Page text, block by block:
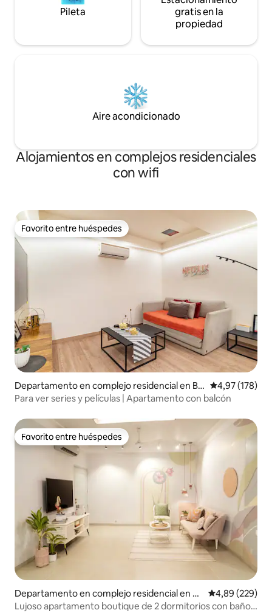
Pileta
gratis en la
propiedad
Aire acondicionado
Alojamientos en complejos residenciales
con wifi
Favorito entre huéspedes
Favorito entre huéspedes
Departamento en complejo residencial en Ba
nipark
Calificación
4,97 (178)
Para ver series y películas | Apartamento con balcón
Favorito entre huéspedes
Favorito entre huéspedes
Departamento en complejo residencial en Ba
nipark
Calificación
4,89 (229)
Lujoso apartamento boutique de 2 dormitorios con baño